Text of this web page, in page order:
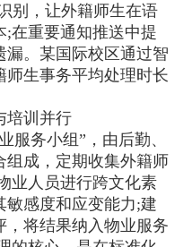
别，让外籍师生在语
;在重要通知推送中提
。某国际校区通过智
生事务平均处理时长
训并行
务小组”，由后勤、
组成，定期收集外籍师
业人员进行跨文化素
敏感度和应变能力;建
，将结果纳入物业服务